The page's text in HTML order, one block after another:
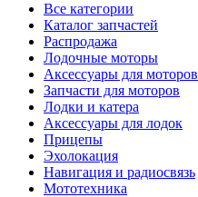
Все категории
Каталог запчастей
Распродажа
Лодочные моторы
Аксессуары для моторов
Запчасти для моторов
Лодки и катера
Аксессуары для лодок
Прицепы
Эхолокация
Навигация и радиосвязь
Мототехника